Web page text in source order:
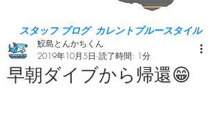
スタッフ ブログ カレントブルースタイル
早朝ダイブから帰還😁
鮫島とんかちくん
2019年10月5日 読了時間: 1分